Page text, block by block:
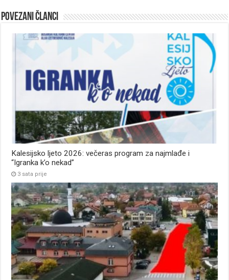
Povezani članci
Kalesijsko ljeto 2026: večeras program za najmlađe i
“Igranka k’o nekad”
3 sata prije